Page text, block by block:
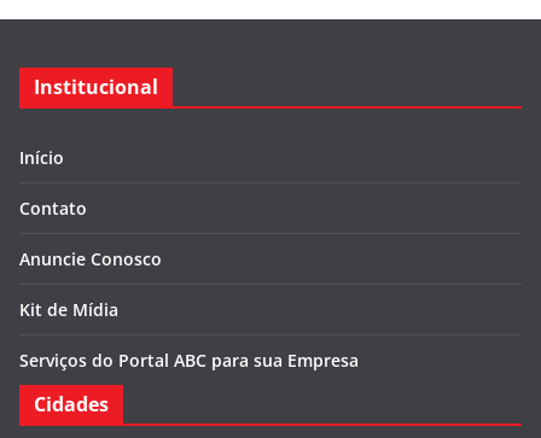
Institucional
Início
Contato
Anuncie Conosco
Kit de Mídia
Serviços do Portal ABC para sua Empresa
Cidades